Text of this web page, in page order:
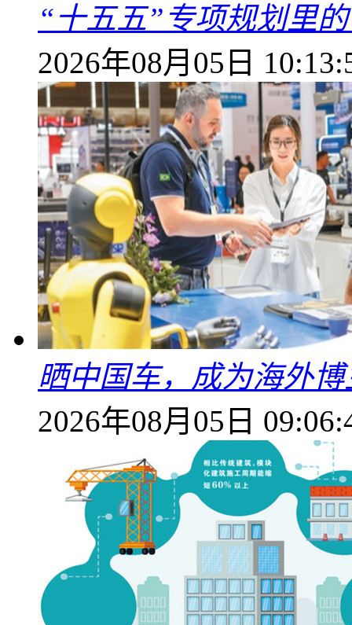
“十五五”专项规划里
2026年08月05日
晒中国车，成为海外
2026年08月05日